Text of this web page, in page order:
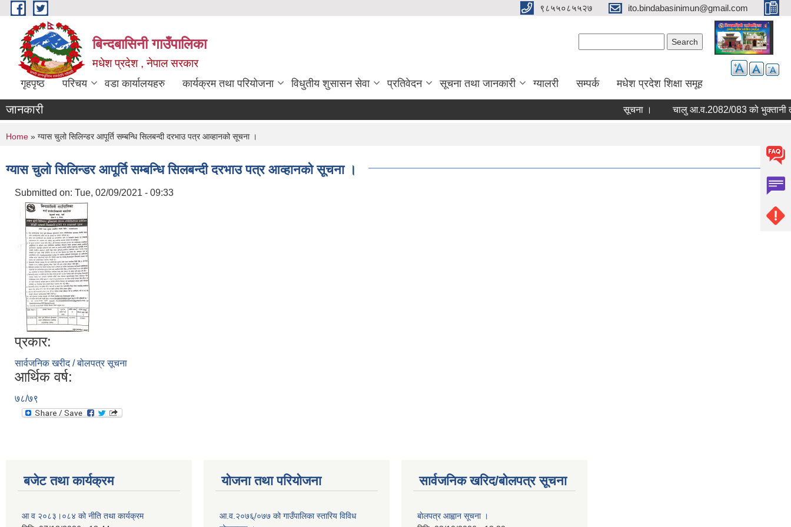
Skip to main content ९८५५०८५५२७ ito.bindabasinimun@gmail.com
बिन्दबासिनी गाउँपालिका
मधेश प्रदेश , नेपाल सरकार
गृहपृष्ठ परिचय वडा कार्यालयहरु कार्यक्रम तथा परियोजना विधुतीय शुसासन सेवा प्रतिवेदन सूचना तथा जानकारी ग्यालरी सम्पर्क मधेश प्रदेश शिक्षा समूह
जानकारी सूचना ।
You are here
Home » ग्यास चुलो सिलिन्डर आपूर्ति सम्बन्धि सिलबन्दी दरभाउ पत्र आव्हानको सूचना ।
ग्यास चुलो सिलिन्डर आपूर्ति सम्बन्धि सिलबन्दी दरभाउ पत्र आव्हानको सूचना ।
Submitted on: Tue, 02/09/2021 - 09:33
प्रकार:
सार्वजनिक खरीद / बोलपत्र सूचना
आर्थिक वर्ष:
७८/७९
बजेट तथा कार्यक्रम
आ व २०८३।०८४ को नीति तथा कार्यक्रम
योजना तथा परियोजना
आ.व.२०७६्/०७७ को गाउँपालिका स्तारिय विविध
सार्वजनिक खरिद/बोलपत्र सूचना
बाेलपत्र आह्वान सूचना ।